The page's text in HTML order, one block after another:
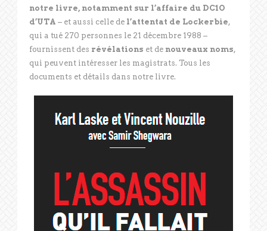
notre livre, notamment sur l’affaire du DC1O
d’UTA – et aussi celle de l’attentat de Lockerbie,
qui a tué 270 personnes le 21 décembre 1988 –
fournissent des révélations et de nouveaux noms,
qui peuvent intéresser les magistrats. Tous les
documents et détails dans notre livre.